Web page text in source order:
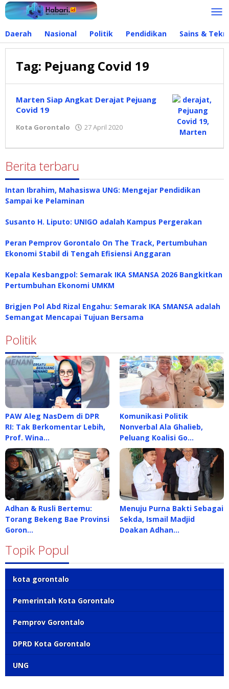
Lewati
ke
Daerah Nasional Politik Pendidikan Sains &
Tag: Pejuang Covid 19
Marten Siap Angkat Derajat Pejuang
Covid 19
Kota Gorontalo 27 April 2020
Berita terbaru
Intan Ibrahim, Mahasiswa UNG: Mengejar Pendidikan
Sampai ke Pelaminan
Susanto H. Liputo: UNIGO adalah Kampus Pergerakan
Peran Pemprov Gorontalo On The Track, Pertumbuhan
Ekonomi Stabil di Tengah Efisiensi Anggaran
Kepala Kesbangpol: Semarak IKA SMANSA 2026 Bangkitkan
Pertumbuhan Ekonomi UMKM
Brigjen Pol Abd Rizal Engahu: Semarak IKA SMANSA adalah
Semangat Mencapai Tujuan Bersama
Politik
PAW Aleg NasDem di DPR
RI: Tak Berkomentar Lebih,
Prof. Wina…
Komunikasi Politik
Nonverbal Ala Ghalieb,
Peluang Koalisi Go…
Adhan & Rusli Bertemu:
Torang Bekeng Bae Provinsi
Goron…
Menuju Purna Bakti Sebagai
Sekda, Ismail Madjid
Doakan Adhan…
Topik Popul
kota gorontalo
Pemerintah Kota Gorontalo
Pemprov Gorontalo
DPRD Kota Gorontalo
UNG